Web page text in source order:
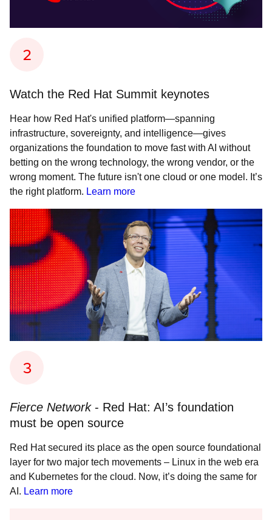
Watch the Red Hat Summit keynotes
Hear how Red Hat's unified platform—spanning
infrastructure, sovereignty, and intelligence—gives
organizations the foundation to move fast with AI without
betting on the wrong technology, the wrong vendor, or the
wrong moment. The future isn't one cloud or one model. It’s
the right platform. Learn more
Fierce Network- Red Hat: AI’s foundation
must be open source
Red Hat secured its place as the open source foundational
layer for two major tech movements – Linux in the web era
and Kubernetes for the cloud. Now, it’s doing the same for
AI. Learn more